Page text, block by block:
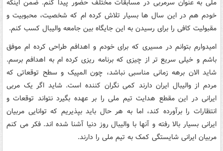
ملی به عنوان سرمربی در مسابقات مختلف حضور پیدا کنم. ضمن اینکه
خودم هم در این سال ها بسیار تلاش کرده ام که شخصیت، محبوبیت و
مقبولیت کافی را برای رسیدن به این جایگاه بین جامعه والیبال کسب کنم.
امیدوارم بتوانم در مسیری که برای خودم و اهدافم طراحی کرده ام موفق
باشم و خیلی سریع‌ تر از چیزی که برنامه ریزی کرده ام به اهدافم برسم.
شاید الان برهه زمانی مناسبی نباشد، چون المپیک و سطح توقعاتی که
مردم از والیبال ایران دارند کمی نگران کننده است. شاید اگر یک مربی
ایرانی در این مقطع هدایت تیم ملی را بر عهده بگیرد نتواند توقعات و
انتظارات را برآورده کند، اما به هر حال باید بپذیریم که توانایی مربیان
ایرانی بسیار بالا رفته و آنها با والیبال روز دنیا آشنا شده اند. فکر می ‌کنم
مربیان ایرانی شایستگی کمک به تیم ملی را دارند.